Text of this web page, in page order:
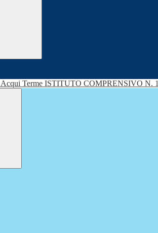
ISTITUTO COMPRENSIVO N. 1